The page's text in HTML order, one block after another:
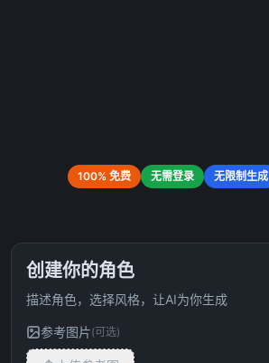
100% 免费 无需登录 无限制生成
创建你的角色
描述角色，选择风格，让AI为你生成
参考图片(可选)